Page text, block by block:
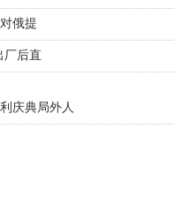
俄提
厂后直
庆典局外人